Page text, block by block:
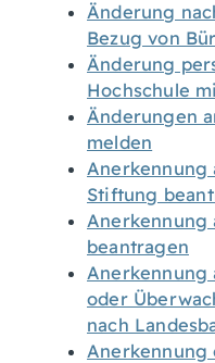
Änderung
Bezug von
Änderung
Hochschule
Änderungen
melden
Anerkennung
Stiftung
Anerkennung
beantragen
Anerkennung
oder
nach
Anerkennung